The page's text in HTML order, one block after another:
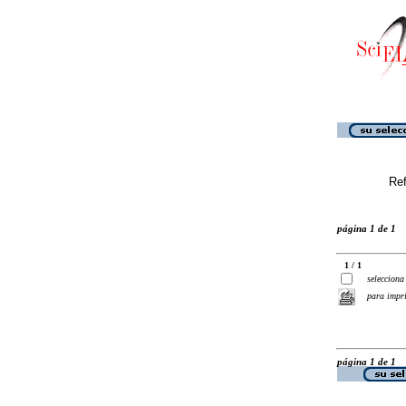
página 1 de 1
1 / 1
selecciona
para
página 1 de 1